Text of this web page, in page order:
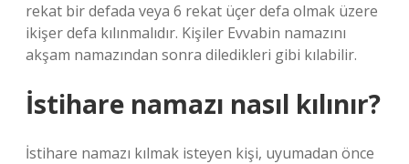
rekat bir defada veya 6 rekat üçer defa olmak üzere
ikişer defa kılınmalıdır. Kişiler Evvabin namazını
akşam namazından sonra diledikleri gibi kılabilir.
İstihare namazı nasıl kılınır?
İstihare namazı kılmak isteyen kişi, uyumadan önce